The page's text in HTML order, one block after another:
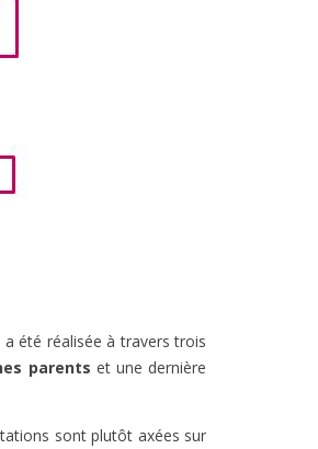
été réalisée à travers trois
parents et une dernière
sont plutôt axées sur